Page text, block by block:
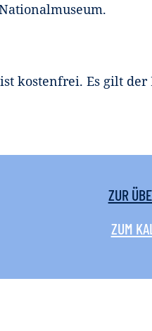
kostenfrei. Es gilt
ZUR
ZUM